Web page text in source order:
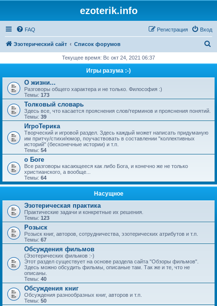
ezoterik.info
FAQ Вход
Регистрация
Эзотерический сайт Список форумов
с
Текущее время: Вс окт 24, 2021 06:37
Игры разума :-)
О жизни...
Разговоры общего характера и не только. Философия :)
Темы: 173
Толковый словарь
Здесь все, что касается прояснения слов/терминов и прояснения понятий.
Темы: 39
ИгроТерика
Творческий и игровой раздел. Здесь каждый может написать придуманую
им притчу/стихи/юмор, поучаствовать в составлении "коллективных
историй" (бесконечные истории) и т.п.
Темы: 54
о Боге
Все разговоры касающееся как либо Бога, и конечно же не только
христианского, а вообще...
Темы: 64
Насущное
Эзотерическая практика
Практические задачи и конкретные их решения.
Темы: 123
Розыск
Розыск книг, авторов, сотрудничества, эзотерических атрибутов и т.п.
Темы: 67
Обсуждения фильмов
(Эзотерических фильмов :-)
Этот раздел существует на основе раздела сайта "Обзоры фильмов".
Здесь можно обсудить фильмы, описаные там. Так же и те, что не
описаны.
Темы: 40
Обсуждения книг
Обсуждения разнообразных книг, авторов и т.п.
Темы: 50